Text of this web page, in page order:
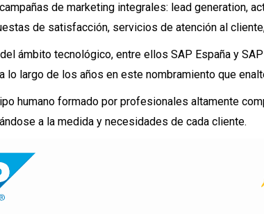
campañas de marketing integrales: lead generation,
de satisfacción, servicios de atención al
ámbito tecnológico, entre ellos SAP España y
a lo largo de los años en este nombramiento que
humano formado por profesionales altamente
a la medida y necesidades de cada cliente.